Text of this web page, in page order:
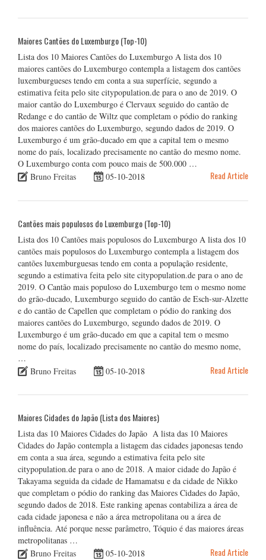
Maiores Cantões do Luxemburgo (Top-10)
Lista dos 10 Maiores Cantões do Luxemburgo A lista dos 10
maiores cantões do Luxemburgo contempla a listagem dos cantões
luxemburgueses tendo em conta a sua superfície, segundo a
estimativa feita pelo site citypopulation.de para o ano de 2019. O
maior cantão do Luxemburgo é Clervaux seguido do cantão de
Redange e do cantão de Wiltz que completam o pódio do ranking
dos maiores cantões do Luxemburgo, segundo dados de 2019. O
Luxemburgo é um grão-ducado em que a capital tem o mesmo
nome do país, localizado precisamente no cantão do mesmo nome.
O Luxemburgo conta com pouco mais de 500.000 …
Bruno Freitas
05-10-2018 Read Article
Cantões mais populosos do Luxemburgo (Top-10)
Lista dos 10 Cantões mais populosos do Luxemburgo A lista dos 10
cantões mais populosos do Luxemburgo contempla a listagem dos
cantões luxemburguesas tendo em conta a população residente,
segundo a estimativa feita pelo site citypopulation.de para o ano de
2019. O Cantão mais populoso do Luxemburgo tem o mesmo nome
do grão-ducado, Luxemburgo seguido do cantão de Esch-sur-Alzette
e do cantão de Capellen que completam o pódio do ranking dos
maiores cantões do Luxemburgo, segundo dados de 2019. O
Luxemburgo é um grão-ducado em que a capital tem o mesmo
nome do país, localizado precisamente no cantão do mesmo nome,
…
Bruno Freitas
05-10-2018 Read Article
Maiores Cidades do Japão (Lista dos Maiores)
Lista das 10 Maiores Cidades do Japão A lista das 10 Maiores
Cidades do Japão contempla a listagem das cidades japonesas tendo
em conta a sua área, segundo a estimativa feita pelo site
citypopulation.de para o ano de 2018. A maior cidade do Japão é
Takayama seguida da cidade de Hamamatsu e da cidade de Nikko
que completam o pódio do ranking das Maiores Cidades do Japão,
segundo dados de 2018. Este ranking apenas contabiliza a área de
cada cidade japonesa e não a área metropolitana ou a área de
influência. Até porque nesse parâmetro, Tóquio é das maiores áreas
metropolitanas …
Bruno Freitas
05-10-2018 Read Article